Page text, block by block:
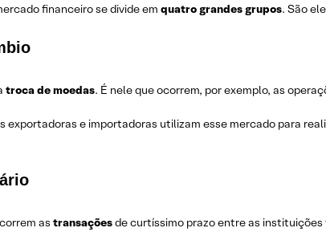
financeiro se divide em quatro grandes grupos. São
troca de moedas. É nele que ocorrem, por exemplo, as
exportadoras e importadoras utilizam esse mercado para
as transaçõesde curtíssimo prazo entre as instituições